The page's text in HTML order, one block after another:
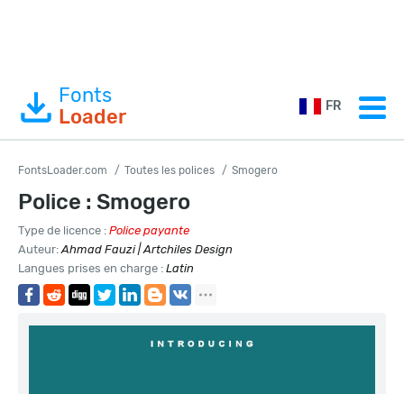
Fonts
Loader
FR
FontsLoader.com Toutes les polices Smogero
Police : Smogero
Type de licence : Police payante
Auteur:Ahmad Fauzi | Artchiles Design
Langues prises en charge : Latin